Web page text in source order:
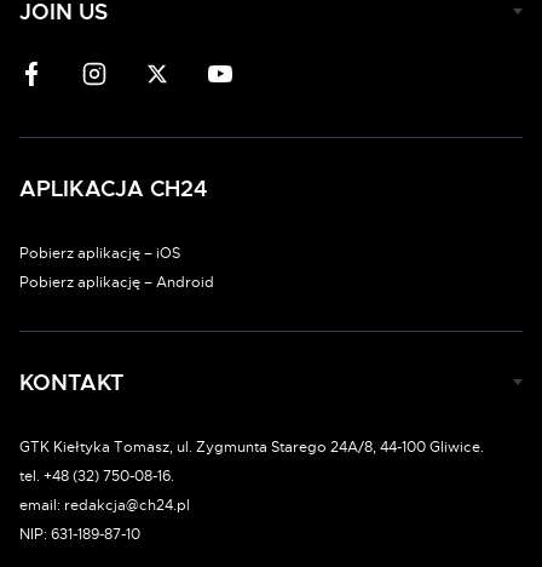
JOIN US
APLIKACJA CH24
Pobierz aplikację – iOS
Pobierz aplikację – Android
KONTAKT
GTK Kiełtyka Tomasz, ul. Zygmunta Starego 24A/8, 44-100 Gliwice.
tel. +48 (32) 750-08-16.
email: redakcja@ch24.pl
NIP: 631-189-87-10